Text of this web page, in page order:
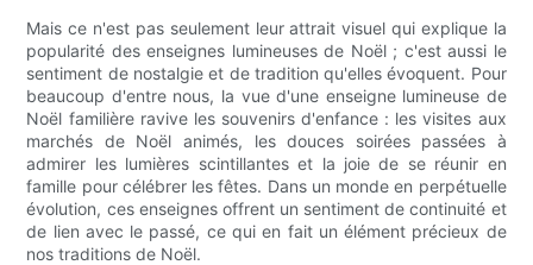
Mais ce n'est pas seulement leur attrait visuel qui explique la
popularité des enseignes lumineuses de Noël ; c'est aussi le
sentiment de nostalgie et de tradition qu'elles évoquent. Pour
beaucoup d'entre nous, la vue d'une enseigne lumineuse de
Noël familière ravive les souvenirs d'enfance : les visites aux
marchés de Noël animés, les douces soirées passées à
admirer les lumières scintillantes et la joie de se réunir en
famille pour célébrer les fêtes. Dans un monde en perpétuelle
évolution, ces enseignes offrent un sentiment de continuité et
de lien avec le passé, ce qui en fait un élément précieux de
nos traditions de Noël.